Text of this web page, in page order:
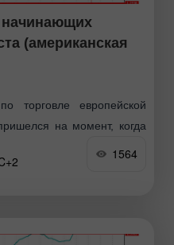
начинающих
(американская
торговле европейской
на момент, когда
вверх от нулевой
потенциал пары.
1564